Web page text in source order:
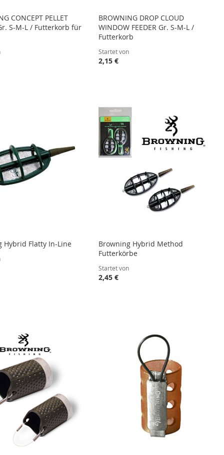
CONCEPT PELLET
S-M-L / Futterkorb für
BROWNING DROP CLOUD
WINDOW FEEDER Gr. S-M-L /
Futterkorb
Startet von
2,15 €
Hybrid Flatty In-Line
Browning Hybrid Method
Futterkörbe
Startet von
2,45 €